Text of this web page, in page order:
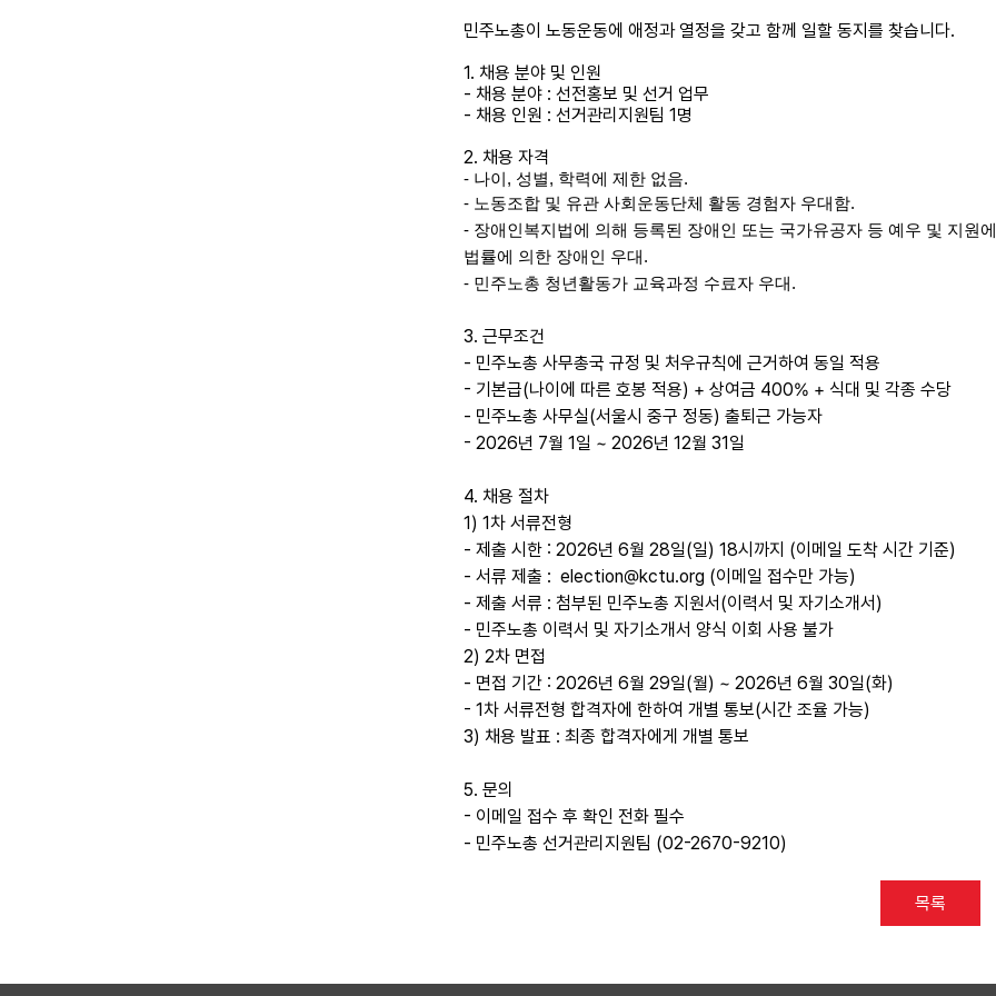
민주노총이 노동운동에 애정과 열정을 갖고 함께 일할 동지를 찾습니다.
1. 채용 분야 및 인원
- 채용 분야 : 선전홍보 및 선거 업무
- 채용 인원 : 선거관리지원팀 1명
2. 채용 자격
- 나이 , 성별, 학력에 제한 없음.
- 노동조합 및 유관 사회운동단체 활동 경험자 우대함.
- 장애인복지법에 의해 등록된 장애인 또는 국가유공자 등 예우 및 지원
법률에 의한 장애인 우대 .
- 민주노총 청년활동가 교육과정 수료자 우대 .
3. 근무조건
- 민주노총 사무총국 규정 및 처우규칙에 근거하여 동일 적용
- 기본급(나이에 따른 호봉 적용) + 상여금 400% + 식대 및 각종 수당
- 민주노총 사무실(서울시 중구 정동) 출퇴근 가능자
- 2026년 7월 1일 ~ 2026년 12월 31일
4. 채용 절차
1) 1차 서류전형
- 제출 시한 : 2026년 6월 28일(일) 18시까지 (이메일 도착 시간 기준)
- 서류 제출 : election@kctu.org (이메일 접수만 가능)
- 제출 서류 : 첨부된 민주노총 지원서(이력서 및 자기소개서)
- 민주노총 이력서 및 자기소개서 양식 이회 사용 불가
2) 2차 면접
- 면접 기간 : 2026년 6월 29일(월) ~ 2026년 6월 30일(화)
- 1차 서류전형 합격자에 한하여 개별 통보(시간 조율 가능)
3) 채용 발표 : 최종 합격자에게 개별 통보
5. 문의
- 이메일 접수 후 확인 전화 필수
- 민주노총 선거관리지원팀 (02-2670-9210)
목록